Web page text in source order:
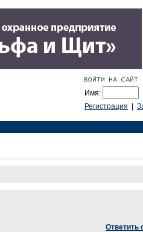
Имя:
Регистрация
Ответить